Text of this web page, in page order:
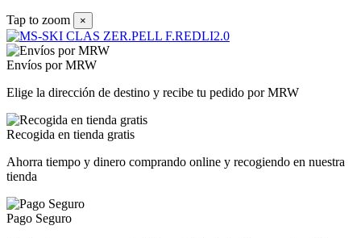
Tap to zoom ×
Envíos por MRW
Elige la dirección de destino y recibe tu pedido por MRW
Recogida en tienda gratis
Ahorra tiempo y dinero comprando online y recogiendo en nuestra
tienda
Pago Seguro